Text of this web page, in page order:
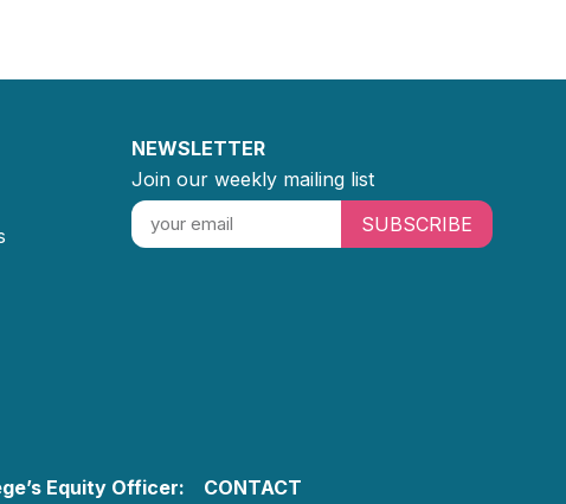
NEWSLETTER
Join our weekly mailing list
SUBSCRIBE
Equity Officer: CONTACT